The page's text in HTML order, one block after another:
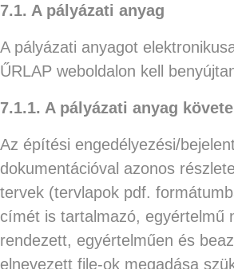
7.1. A pályázati anyag
A pályázati anyagot
ŰRLAP weboldalon kell
7.1.1. A pályázati anyag
Az építési engedélyezési/
dokumentációval azonos
tervek (tervlapok pdf.
címét is tartalmazó, egyértelmű
rendezett, egyértelműen és
elnevezett file-ok megadása